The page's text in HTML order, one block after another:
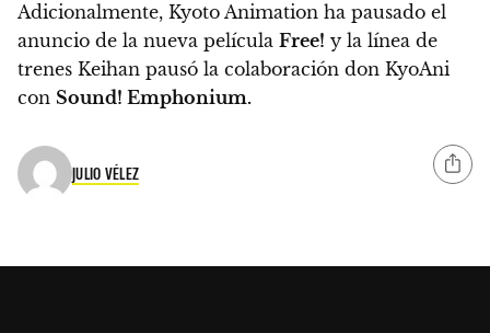
Adicionalmente, Kyoto Animation ha pausado el
anuncio de la nueva película Free! y la línea de
trenes Keihan pausó la colaboración don KyoAni
con Sound! Emphonium.
JULIO VÉLEZ